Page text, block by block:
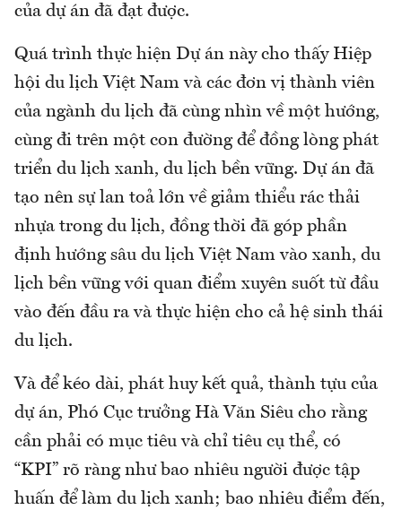
của dự án đã đạt được.
Quá trình thực hiện Dự án này cho thấy Hiệp
hội du lịch Việt Nam và các đơn vị thành viên
của ngành du lịch đã cùng nhìn về một hướng,
cùng đi trên một con đường để đồng lòng phát
triển du lịch xanh, du lịch bền vững. Dự án đã
tạo nên sự lan toả lớn về giảm thiểu rác thải
nhựa trong du lịch, đồng thời đã góp phần
định hướng sâu du lịch Việt Nam vào xanh, du
lịch bền vững với quan điểm xuyên suốt từ đầu
vào đến đầu ra và thực hiện cho cả hệ sinh thái
du lịch.
Và để kéo dài, phát huy kết quả, thành tựu của
dự án, Phó Cục trưởng Hà Văn Siêu cho rằng
cần phải có mục tiêu và chỉ tiêu cụ thể, có
“KPI” rõ ràng như bao nhiêu người được tập
huấn để làm du lịch xanh; bao nhiêu điểm đến,